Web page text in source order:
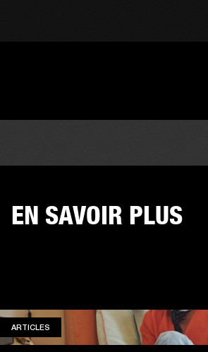
EN SAVOIR PLUS
ARTICLES